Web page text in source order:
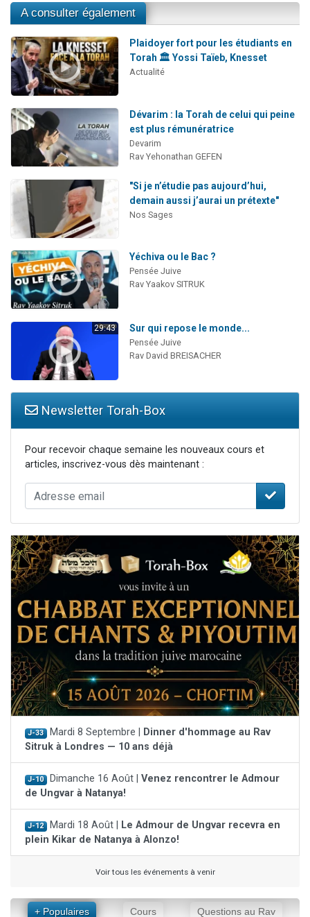
A consulter également
Plaidoyer fort pour les étudiants en
Torah 🏛️ Yossi Taïeb, Knesset
Actualité
Dévarim : la Torah de celui qui peine
est plus rémunératrice
Devarim
Rav Yehonathan GEFEN
"Si je n’étudie pas aujourd’hui,
demain aussi j’aurai un prétexte"
Nos Sages
Yéchiva ou le Bac ?
Pensée Juive
Rav Yaakov SITRUK
29:43 Sur qui repose le monde...
Pensée Juive
Rav David BREISACHER
Newsletter Torah-Box
Pour recevoir chaque semaine les nouveaux cours et
articles, inscrivez-vous dès maintenant :
J-33 Mardi 8 Septembre |
Dinner d'hommage au Rav
Sitruk à Londres — 10 ans déjà
J-10 Dimanche 16 Août | Venez rencontrer le Admour
de Ungvar à Natanya!
J-12 Mardi 18 Août |
Le Admour de Ungvar recevra en
plein Kikar de Natanya à Alonzo!
Voir tous les événements à venir
+ Populaires Cours Questions au Rav